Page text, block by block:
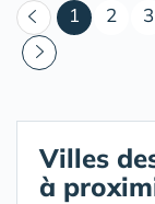
1 (courant)
2 3
Villes
à